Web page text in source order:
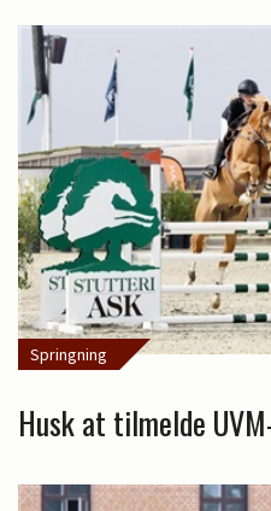
Springning
Husk at tilmelde